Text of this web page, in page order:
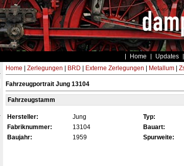
Home Updates
Home Zerlegungen BRD Externe Zerlegungen Metallum|
Fahrzeugportrait Jung 13104
Fahrzeugstamm
Hersteller: Jung Typ:
Fabriknummer:
13104 Bauart:
Baujahr:
1959 Spurweite: